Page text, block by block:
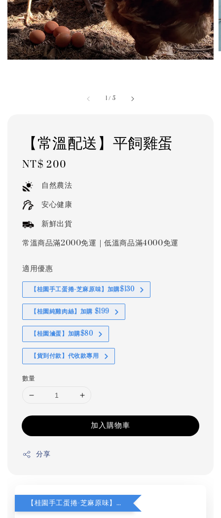
1 / 5
【常溫配送】平飼雞蛋
Regular
price
NT$ 200
自然農法
安心健康
新鮮出貨
常溫商品滿2000免運｜低溫商品滿4000免運
適用優惠
【桂園手工蛋捲-芝麻原味】加購$130
【桂園純雞肉絲】加購 $199
【桂園滷蛋】加購$80
【貨到付款】代收款專用
數量
加入購物車
分享
【桂園手工蛋捲-芝麻原味】加購$130